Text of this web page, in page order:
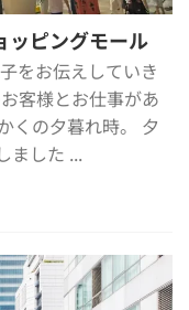
ッピングモール
をお伝えしていき
客様とお仕事があ
くの夕暮れ時。 夕
ました ...